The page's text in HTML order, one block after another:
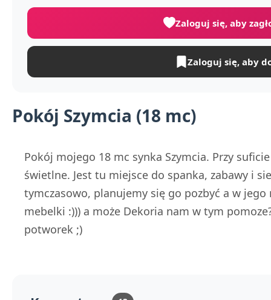
Pokój Szymcia (18 mc)
Pokój mojego 18 mc synka Szymcia. Przy
świetlne. Jest tu miejsce do spanka, zabawy i
tymczasowo, planujemy się go pozbyć a w
mebelki :))) a może Dekoria nam w tym
potworek ;)
Zaloguj się, aby
Zaloguj się, aby